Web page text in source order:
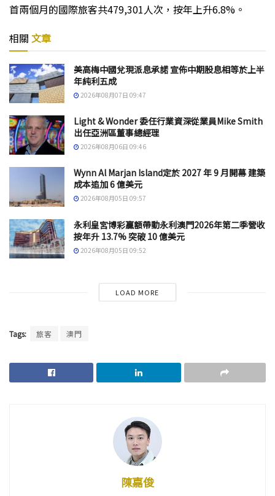
首兩個月的國際旅客共479,301人次，按年上升6.8%。
相關 文章
美高梅中國兌現派息承諾 宣佈中期股息相等於上半
年純利五成
2026年08月07日 09:47
Light & Wonder 委任行業資深從業員Mike Smith
出任亞洲區董事總經理
2026年08月06日 09:46
Wynn Al Marjan Island定於 2027 年 9 月開幕 建築
成本追加 6 億美元
2026年08月05日 09:57
永利皇宮博彩贏額帶動永利澳門2026年第二季營收
按年升 13.7% 突破 10 億美元
2026年08月05日 09:52
LOAD MORE
Tags: 旅客 澳門
陳嘉俊